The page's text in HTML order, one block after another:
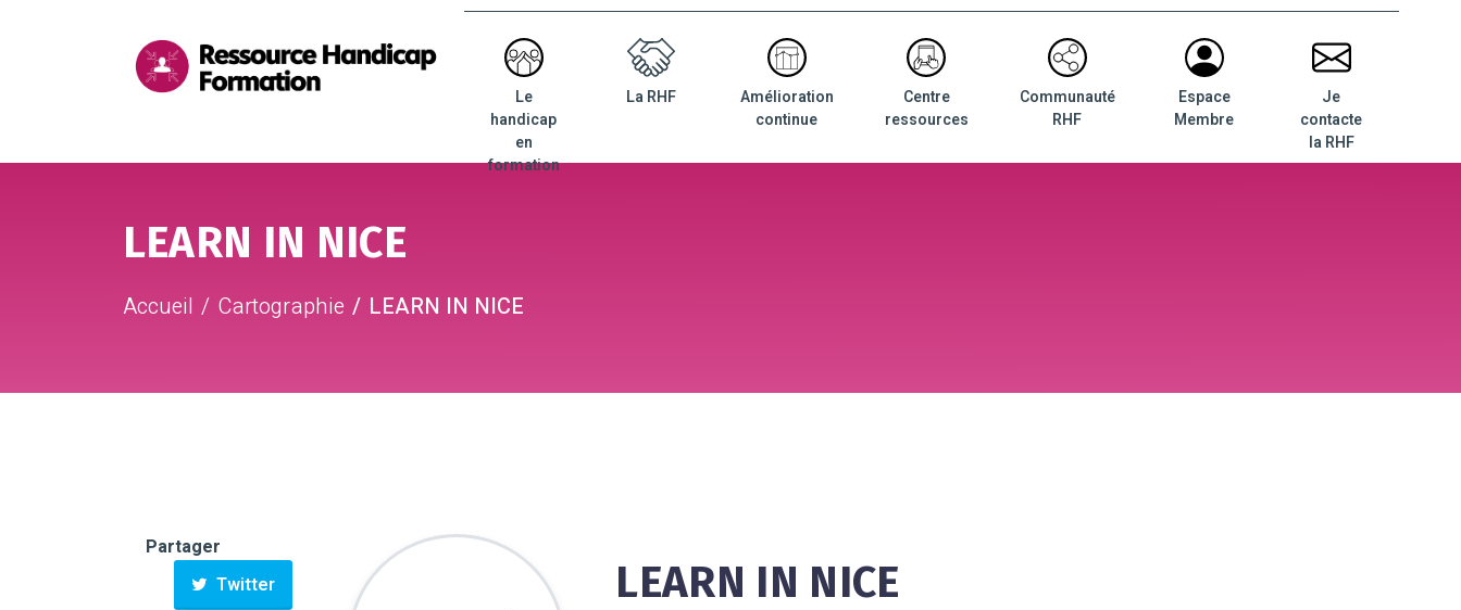
Menu
principal
Le
handicap
en
formation
La RHF
Amélioration
continue
Centre
ressources
Communauté
RHF
Espace
Membre
Je
contacte
la RHF
LEARN IN NICE
Accueil Cartographie LEARN IN NICE
Partager
Twitter
LEARN IN NICE